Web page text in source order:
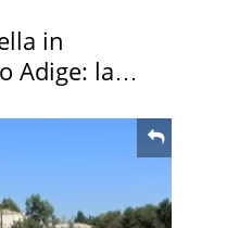
in
Adige: la